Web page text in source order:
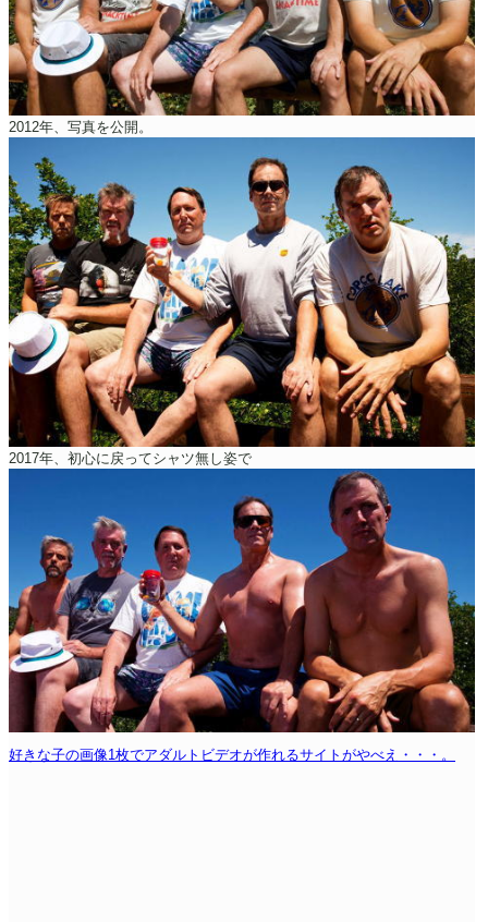
2012年、写真を公開。
2017年、初心に戻ってシャツ無し姿で
好きな子の画像1枚でアダルトビデオが作れるサイトがやべえ・・・。